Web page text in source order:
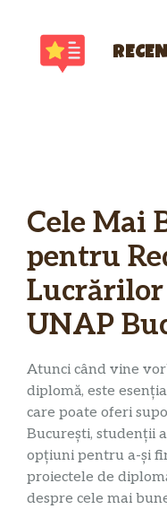
conținut
Cele Mai
pentru
Lucrărilor
UNAP
Atunci când vine
diplomă, este
care poate oferi
București, studenții
opțiuni pentru a-și
proiectele de
despre cele mai